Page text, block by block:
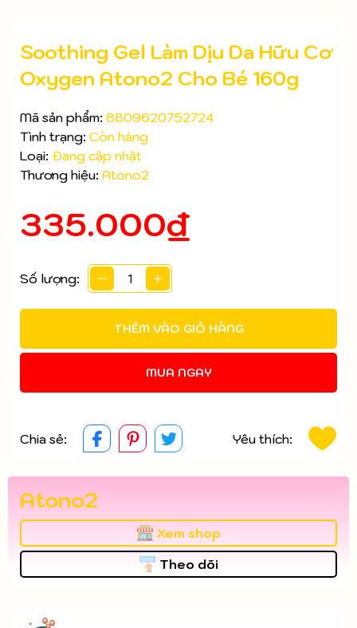
Soothing Gel Làm Dịu Da Hữu Cơ
Oxygen Atono2 Cho Bé 160g
Mã sản phẩm: 8809620752724
Tình trạng: Còn hàng
Loại: Đang cập nhật
Thương hiệu: Atono2
335.000₫
Số lượng:
THÊM VÀO GIỎ HÀNG
MUA NGAY
Mã giảm giá:
Chia sẻ: Yêu thích:
Atono2
Xem shop
Theo dõi